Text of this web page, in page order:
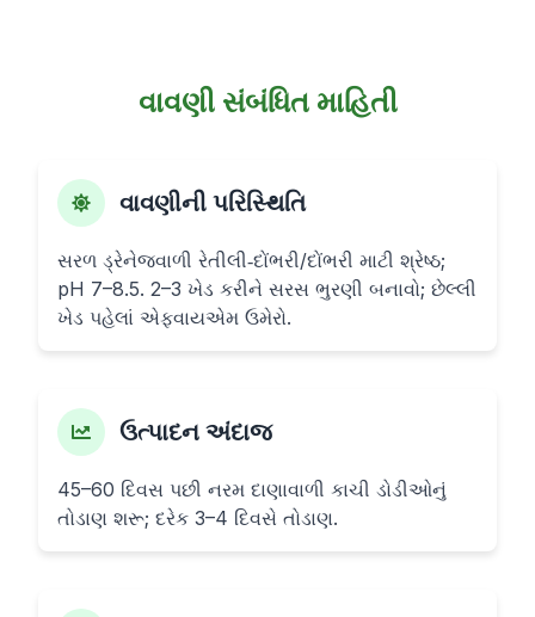
વાવણી સંબંધિત માહિતી
વાવણીની પરિસ્થિતિ
સરળ ડ્રેનેજવાળી રેતીલી‑દોંભરી/દોંભરી માટી શ્રેષ્ઠ;
pH 7–8.5. 2–3 ખેડ કરીને સરસ ભુરણી બનાવો; છેલ્લી
ખેડ પહેલાં એફવાયએમ ઉમેરો.
ઉત્પાદન અંદાજ
45–60 દિવસ પછી નરમ દાણાવાળી કાચી ડોડીઓનું
તોડાણ શરૂ; દરેક 3–4 દિવસે તોડાણ.